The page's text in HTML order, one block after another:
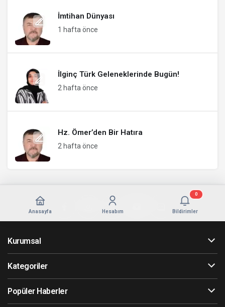
İmtihan Dünyası
1 hafta önce
İlginç Türk Geleneklerinde Bugün!
2 hafta önce
Hz. Ömer’den Bir Hatıra
2 hafta önce
Anasayfa Hesabım Bildirimler
0
Kurumsal
Kategoriler
Popüler Haberler